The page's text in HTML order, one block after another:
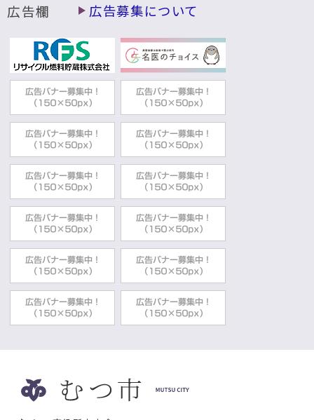
広告欄 広告募集について